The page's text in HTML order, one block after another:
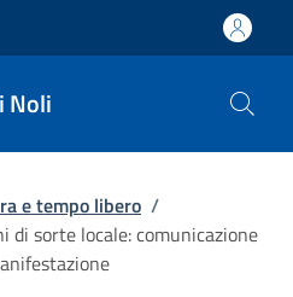
Noli
e tempo libero /
di sorte locale: comunicazione